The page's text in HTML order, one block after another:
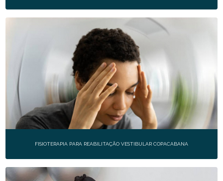
FISIOTERAPIA PARA REABILITAÇÃO VESTIBULAR COPACABANA